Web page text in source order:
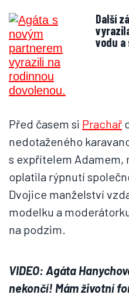
Další
vodu
Před časem si Prachař
nedotaženého
s expřítelem Adamem,
oplatila rýpnutí
Dvojice manželství
modelku a
na podzim.
VIDEO: Agáta
nekončí! Mám životní